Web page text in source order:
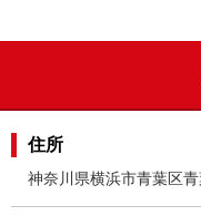
住所
神奈川県横浜市青葉区